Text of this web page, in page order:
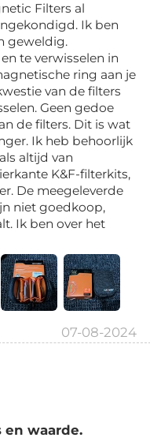
Filters al
Ik ben
geweldig.
te verwisselen in
ring aan je
van de filters
Geen gedoe
de filters. Dit is wat
Ik heb behoorlijk
altijd van
K&F-filterkits,
De meegeleverde
niet goedkoop,
Ik ben over het
07-08-2024
waarde.